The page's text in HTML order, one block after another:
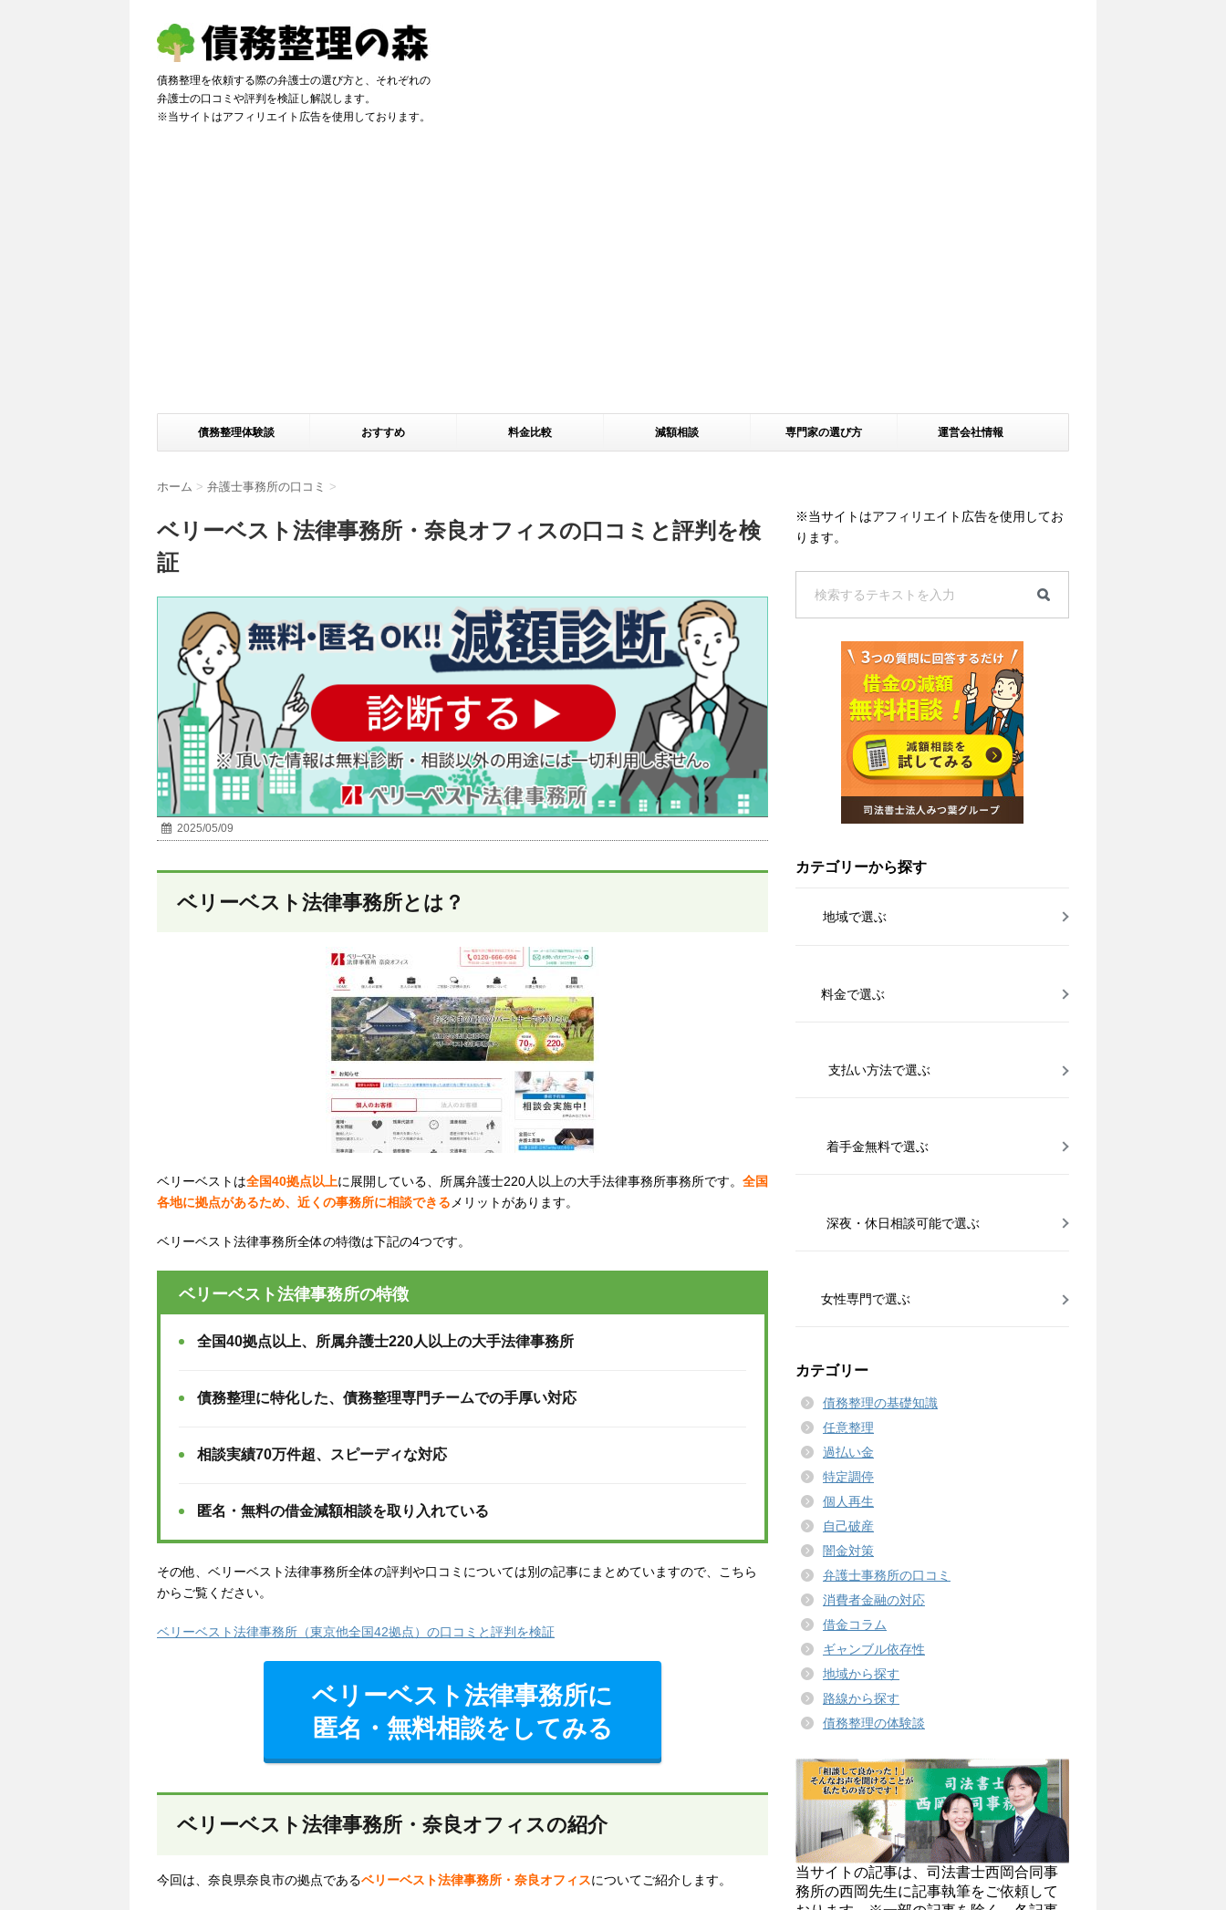
債務整理を依頼する際の弁護士の選び方と、それぞれの
弁護士の口コミや評判を検証し解説します。
※当サイトはアフィリエイト広告を使用しております。
債務整理体験談 おすすめ 料金比較 減額相談 専門家の選び方 運営会社情報
ホーム > 弁護士事務所の口コミ >
ベリーベスト法律事務所・奈良オフィスの口コミと評判を検
証
2025/05/09
ベリーベスト法律事務所とは？
ベリーベストは全国40拠点以上に展開している、所属弁護士220人以上の大手法律事務所事務所です。 全国
各地に拠点があるため、近くの事務所に相談できるメリットがあります。
ベリーベスト法律事務所全体の特徴は下記の4つです。
ベリーベスト法律事務所の特徴
全国40拠点以上、所属弁護士220人以上の大手法律事務所
債務整理に特化した、債務整理専門チームでの手厚い対応
相談実績70万件超、スピーディな対応
匿名・無料の借金減額相談を取り入れている
その他、ベリーベスト法律事務所全体の評判や口コミについては別の記事にまとめていますので、こちら
からご覧ください。
ベリーベスト法律事務所（東京他全国42拠点）の口コミと評判を検証
ベリーベスト法律事務所に
匿名・無料相談をしてみる
ベリーベスト法律事務所・奈良オフィスの紹介
今回は、奈良県奈良市の拠点であるベリーベスト法律事務所・奈良オフィスについてご紹介します。
※当サイトはアフィリエイト広告を使用してお
ります。
カテゴリーから探す
地域で選ぶ
料金で選ぶ
支払い方法で選ぶ
着手金無料で選ぶ
深夜・休日相談可能で選ぶ
女性専門で選ぶ
カテゴリー
債務整理の基礎知識
任意整理
過払い金
特定調停
個人再生
自己破産
闇金対策
弁護士事務所の口コミ
消費者金融の対応
借金コラム
ギャンブル依存性
地域から探す
路線から探す
債務整理の体験談
当サイトの記事は、司法書士西岡合同事
務所の西岡先生に記事執筆をご依頼して